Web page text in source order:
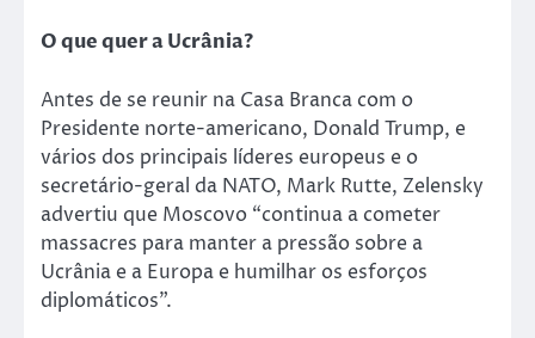
O que quer a Ucrânia?
Antes de se reunir na Casa Branca com o
Presidente norte-americano, Donald Trump, e
vários dos principais líderes europeus e o
secretário-geral da NATO, Mark Rutte, Zelensky
advertiu que Moscovo “continua a cometer
massacres para manter a pressão sobre a
Ucrânia e a Europa e humilhar os esforços
diplomáticos”.